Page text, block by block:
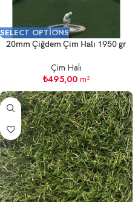
SELECT OPTIONS
20mm Çiğdem Çim Halı 1950 gr
Çim Halı
₺495,00 m²